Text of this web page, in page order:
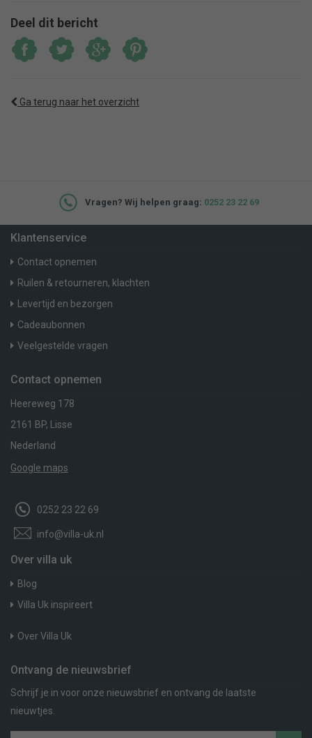
Deel dit bericht
Ga terug naar het overzicht
Vragen? Wij helpen graag: 0252 23 22 69
Klantenservice
Contact opnemen
Ruilen & retourneren, klachten
Levertijd en bezorgen
Cadeaubonnen
Veelgestelde vragen
Contact opnemen
Heereweg 178
2161 BP, Lisse
Nederland
Google maps
0252 23 22 69
info@villa-uk.nl
Over villa uk
Blog
Villa Uk inspireert
Over Villa Uk
Ontvang de nieuwsbrief
Schrijf je in voor onze nieuwsbrief en ontvang de laatste
nieuwtjes.